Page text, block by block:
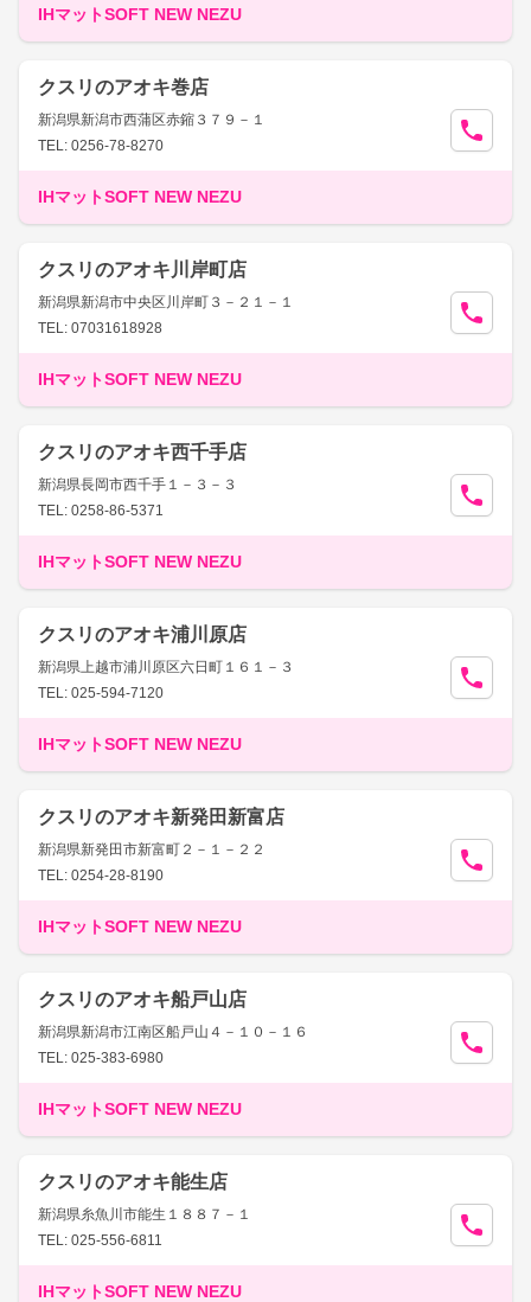
IHマットSOFT NEW NEZU
クスリのアオキ巻店
新潟県新潟市西蒲区赤鏥３７９－１
TEL: 0256-78-8270
IHマットSOFT NEW NEZU
クスリのアオキ川岸町店
新潟県新潟市中央区川岸町３－２１－１
TEL: 07031618928
IHマットSOFT NEW NEZU
クスリのアオキ西千手店
新潟県長岡市西千手１－３－３
TEL: 0258-86-5371
IHマットSOFT NEW NEZU
クスリのアオキ浦川原店
新潟県上越市浦川原区六日町１６１－３
TEL: 025-594-7120
IHマットSOFT NEW NEZU
クスリのアオキ新発田新富店
新潟県新発田市新富町２－１－２２
TEL: 0254-28-8190
IHマットSOFT NEW NEZU
クスリのアオキ船戸山店
新潟県新潟市江南区船戸山４－１０－１６
TEL: 025-383-6980
IHマットSOFT NEW NEZU
クスリのアオキ能生店
新潟県糸魚川市能生１８８７－１
TEL: 025-556-6811
IHマットSOFT NEW NEZU